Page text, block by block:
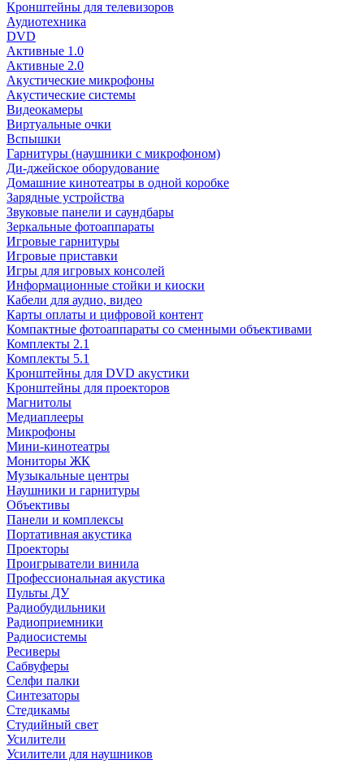
Кронштейны для телевизоров
Аудиотехника
DVD
Активные 1.0
Активные 2.0
Акустические микрофоны
Акустические системы
Видеокамеры
Виртуальные очки
Вспышки
Гарнитуры (наушники с микрофоном)
Ди-джейское оборудование
Домашние кинотеатры в одной коробке
Зарядные устройства
Звуковые панели и саундбары
Зеркальные фотоаппараты
Игровые гарнитуры
Игровые приставки
Игры для игровых консолей
Информационные стойки и киоски
Кабели для аудио, видео
Карты оплаты и цифровой контент
Компактные фотоаппараты со сменными объективами
Комплекты 2.1
Комплекты 5.1
Кронштейны для DVD акустики
Кронштейны для проекторов
Магнитолы
Медиаплееры
Микрофоны
Мини-кинотеатры
Мониторы ЖК
Музыкальные центры
Наушники и гарнитуры
Объективы
Панели и комплексы
Портативная акустика
Проекторы
Проигрыватели винила
Профессиональная акустика
Пульты ДУ
Радиобудильники
Радиоприемники
Радиосистемы
Ресиверы
Сабвуферы
Селфи палки
Синтезаторы
Стедикамы
Студийный свет
Усилители
Усилители для наушников